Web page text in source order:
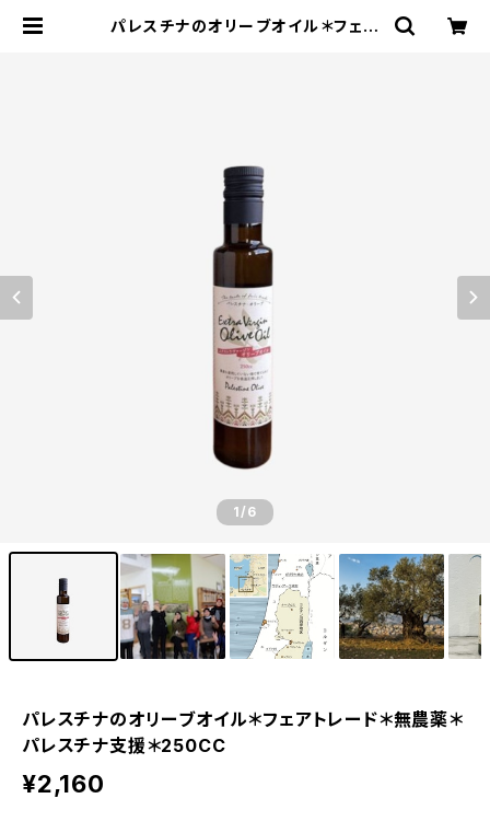
パレスチナのオリーブオイル＊フェア
1/6
パレスチナのオリーブオイル＊フェアトレード＊無農薬＊
パレスチナ支援＊250CC
¥2,160